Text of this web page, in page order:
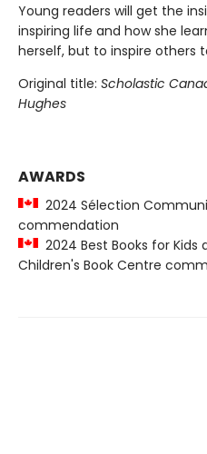
Young readers will get the
inspiring life and how she
herself, but to inspire others
Original title: Scholastic
Hughes
AWARDS
2024 Sélection
commendation
2024 Best Books for Kids
Children's Book Centre